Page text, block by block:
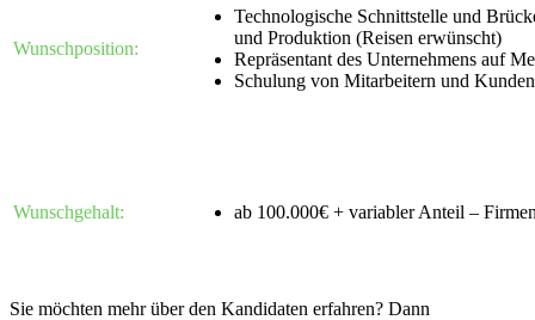
Wunschposition:
Technologische Schnittstelle und
und Produktion (Reisen erwünscht)
Repräsentant des Unternehmens auf
Schulung von Mitarbeitern und Kunden
Wunschgehalt: ab 100.000€ + variabler Anteil –
Sie möchten mehr über den Kandidaten erfahren? Dann